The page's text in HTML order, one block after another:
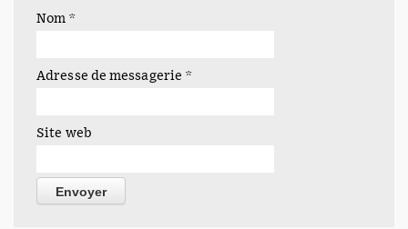
Nom *
Adresse de messagerie *
Site web